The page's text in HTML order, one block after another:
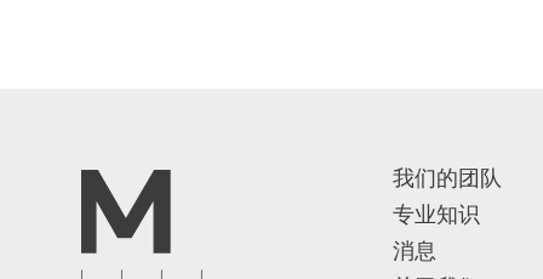
我们的团队
专业知识
消息